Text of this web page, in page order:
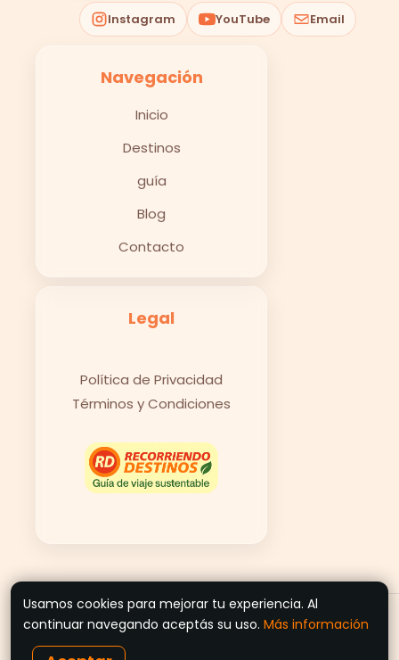
Instagram YouTube Email
Navegación
Inicio
Destinos
guía
Blog
Contacto
Legal
Política de Privacidad
Términos y Condiciones
© 2026 Recorriendo Destinos
Usamos cookies para mejorar tu experiencia. Al
continuar navegando aceptás su uso. Más información